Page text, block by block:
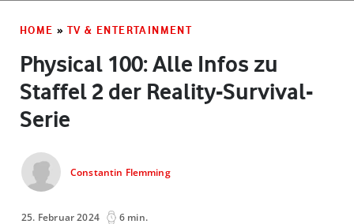
HOME » TV & ENTERTAINMENT
Physical 100: Alle Infos zu
Staffel 2 der Reality-Survival-
Serie
Constantin Flemming
25. Februar 2024 6 min.